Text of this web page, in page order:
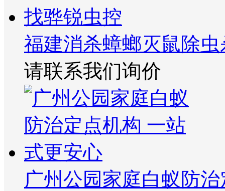
福建消杀蟑螂灭鼠除
请联系我们询价
广州公园家庭白蚁防